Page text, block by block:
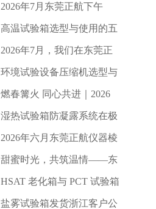
2026年7月东莞正航下午
茶：让忙碌在甜意里慢下来
高温试验箱选型与使用的五
大技术误区
2026年7月，我们在东莞正
航把心聚得更紧了
环境试验设备压缩机选型与
匹配的节能逻辑与技术原则
燃春篝火 同心共进｜2026
年 4 月正航销售精英欢聚
SMT 佛系跑团
​湿热试验箱防凝露系统在极
端工况下的性能边界与裕量
设计
2026年六月东莞正航仪器棱
角之间：一场关于精密与丰
收的端午叙事
甜蜜时光，共筑温情——东
莞正航仪器设备有限公司
2026年6月员工生日会圆满
HSAT 老化箱与 PCT 试验箱
区别及选购正航仪器的优势
盐雾试验箱发货浙江客户公